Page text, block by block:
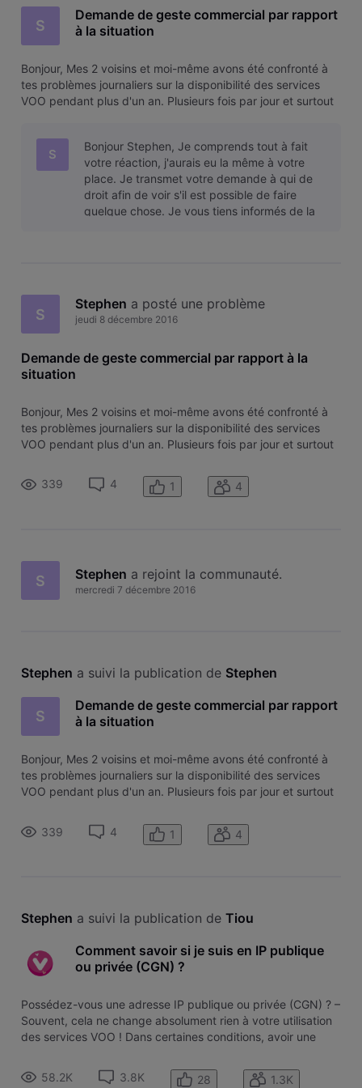
S
Demande de geste commercial par rapport
à la situation
Bonjour, Mes 2 voisins et moi-même avons été confronté à
tes problèmes journaliers sur la disponibilité des services
VOO pendant plus d'un an. Plusieurs fois par jour et surtout
temps. J
S
Bonjour Stephen, Je comprends tout à fait
votre réaction, j'aurais eu la même à votre
place. Je transmet votre demande à qui de
droit afin de voir s'il est possible de faire
quelque chose. Je vous tiens informés de la
S
Stephen a posté une problème
jeudi 8 décembre 2016
Demande de geste commercial par rapport à la
situation
Bonjour, Mes 2 voisins et moi-même avons été confronté à
tes problèmes journaliers sur la disponibilité des services
VOO pendant plus d'un an. Plusieurs fois par jour et surtout
téléphone et de TV numérique pendant un certains laps de
temps. J
339 4 1 4
S Stephen a rejoint la communauté.
mercredi 7 décembre 2016
Stephen a suivi la publication de Stephen
S
Demande de geste commercial par rapport
à la situation
Bonjour, Mes 2 voisins et moi-même avons été confronté à
tes problèmes journaliers sur la disponibilité des services
VOO pendant plus d'un an. Plusieurs fois par jour et surtout
téléphone et de TV numérique pendant un certains laps de
temps. J
339 4 1 4
Stephen a suivi la publication de Tiou
Comment savoir si je suis en IP publique
ou privée (CGN) ?
Possédez-vous une adresse IP publique ou privée (CGN) ? –
Souvent, cela ne change absolument rien à votre utilisation
des services VOO ! Dans certaines conditions, avoir une
explique tout ! Avez-vous une adresse IP publique ou privée
? Pour conn
58.2K 3.8K 28 1.3K